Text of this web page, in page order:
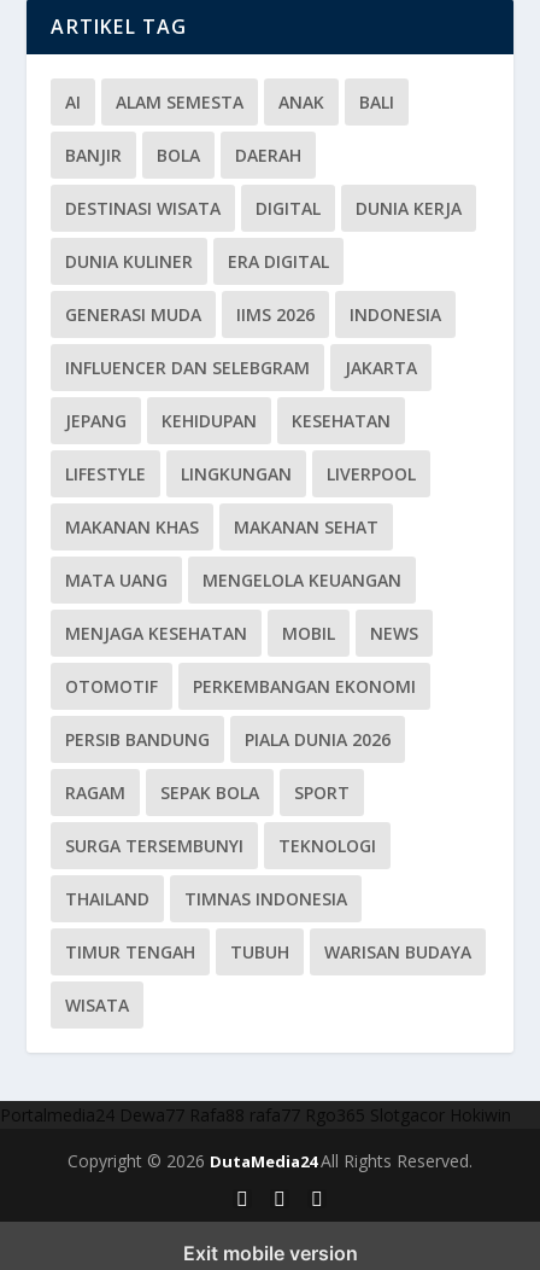
ARTIKEL TAG
AI ALAM SEMESTA ANAK BALI
BANJIR BOLA DAERAH
DESTINASI WISATA DIGITAL DUNIA KERJA
DUNIA KULINER ERA DIGITAL
GENERASI MUDA IIMS 2026 INDONESIA
INFLUENCER DAN SELEBGRAM JAKARTA
JEPANG KEHIDUPAN KESEHATAN
LIFESTYLE LINGKUNGAN LIVERPOOL
MAKANAN KHAS MAKANAN SEHAT
MATA UANG MENGELOLA KEUANGAN
MENJAGA KESEHATAN MOBIL NEWS
OTOMOTIF PERKEMBANGAN EKONOMI
PERSIB BANDUNG PIALA DUNIA 2026
RAGAM SEPAK BOLA SPORT
SURGA TERSEMBUNYI TEKNOLOGI
THAILAND TIMNAS INDONESIA
TIMUR TENGAH TUBUH WARISAN BUDAYA
WISATA
Portalmedia24 Dewa77 Rafa88 rafa77 Rgo365 Slotgacor Hokiwin
Copyright © 2026 DutaMedia24All Rights Reserved.
Exit mobile version